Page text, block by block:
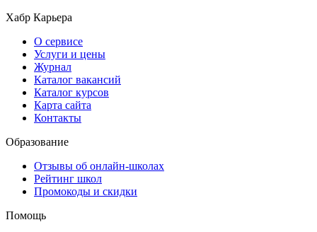
Хабр Карьера
О сервисе
Услуги и цены
Журнал
Каталог вакансий
Каталог курсов
Карта сайта
Контакты
Образование
Отзывы об онлайн-школах
Рейтинг школ
Промокоды и скидки
Помощь